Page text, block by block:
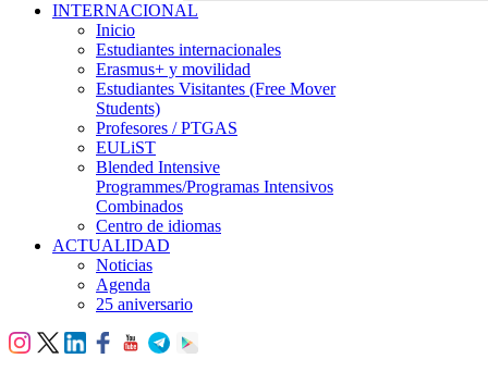
INTERNACIONAL
Inicio
Estudiantes internacionales
Erasmus+ y movilidad
Estudiantes Visitantes (Free Mover
Students)
Profesores / PTGAS
EULiST
Blended Intensive
Programmes/Programas Intensivos
Combinados
Centro de idiomas
ACTUALIDAD
Noticias
Agenda
25 aniversario